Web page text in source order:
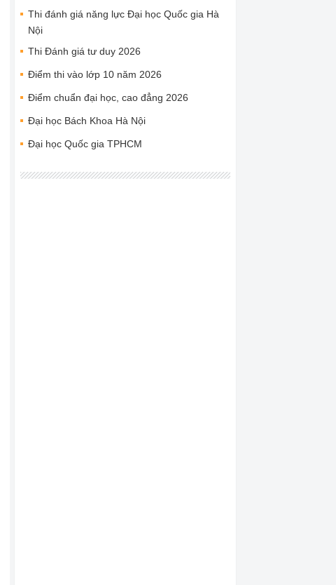
Thi đánh giá năng lực Đại học Quốc gia Hà
Nội
Thi Đánh giá tư duy 2026
Điểm thi vào lớp 10 năm 2026
Điểm chuẩn đại học, cao đẳng 2026
Đại học Bách Khoa Hà Nội
Đại học Quốc gia TPHCM